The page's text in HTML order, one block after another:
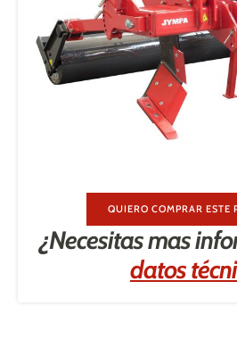
QUIERO COMPRAR ESTE
¿Necesitas mas
datos